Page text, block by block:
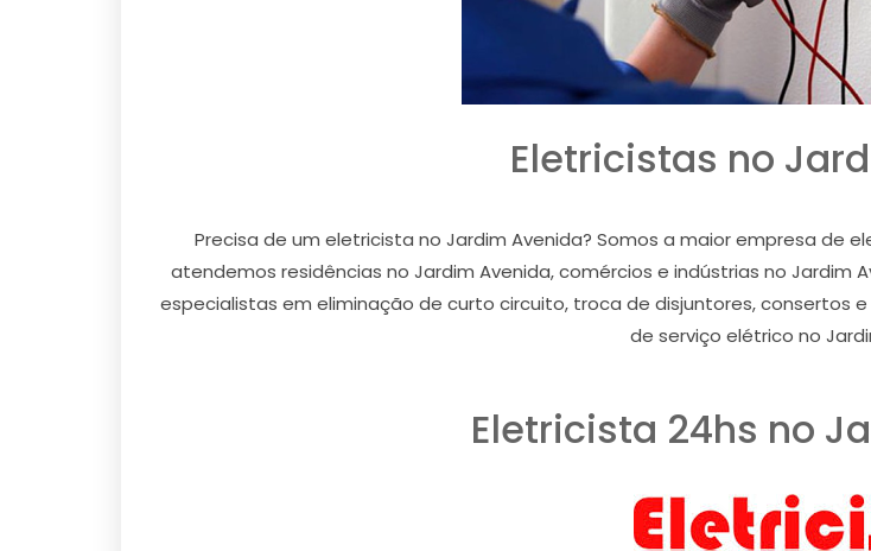
Eletricistas no
Precisa de um eletricista no Jardim Avenida? Somos a maior empresa de
atendemos residências no Jardim Avenida, comércios e indústrias no
especialistas em eliminação de curto circuito, troca de disjuntores, consertos
de serviço elétrico no
Eletricista 24hs no